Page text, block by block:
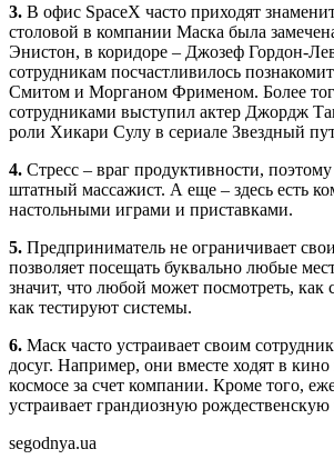
3. В офис SpaceX часто приходят
столовой в компании Маска была
Энистон, в коридоре – Джозеф Гордон-
сотрудникам посчастливилось
Смитом и Морганом Фрименом. Более
сотрудниками выступил актер Джордж
роли Хикари Сулу в сериале Звездный
4. Стресс – враг продуктивности,
штатный массажист. А еще – здесь есть
настольными играми и приставками.
5. Предприниматель не ограничивает
позволяет посещать буквально любые
значит, что любой может посмотреть, как
как тестируют системы.
6. Маск часто устраивает своим
досуг. Например, они вместе ходят в
космосе за счет компании. Кроме того,
устраивает грандиозную рождественскую
segodnya.ua